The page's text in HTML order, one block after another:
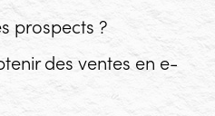
prospects ?
des ventes en e-